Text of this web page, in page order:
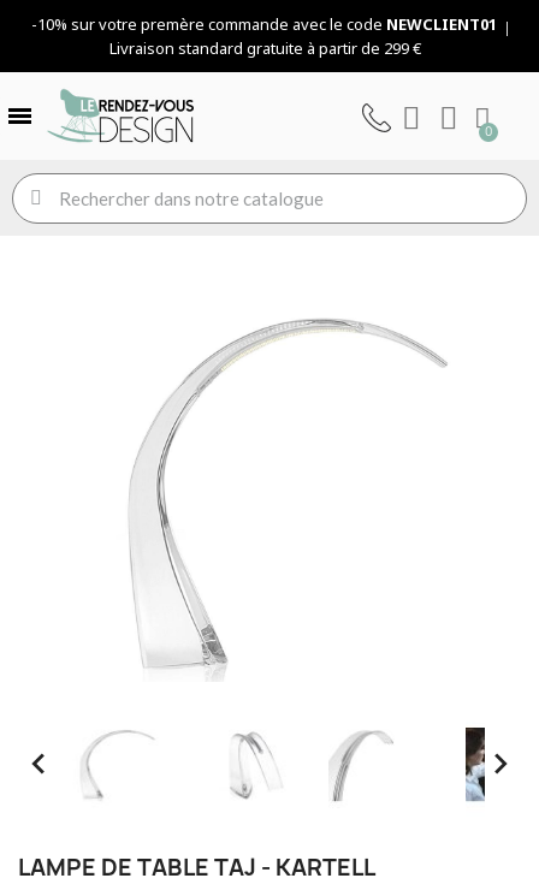
-10% sur votre premère commande avec le code NEWCLIENT01
Livraison standard gratuite à partir de 299 €
 
LAMPE DE TABLE TAJ - KARTELL